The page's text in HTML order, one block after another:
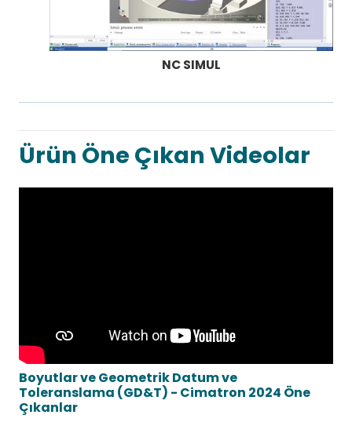
NC SIMUL
Ürün Öne Çıkan Videolar
Boyutlar ve Geometrik Datum ve
Toleranslama (GD&T) - Cimatron 2024 Öne
Çıkanlar